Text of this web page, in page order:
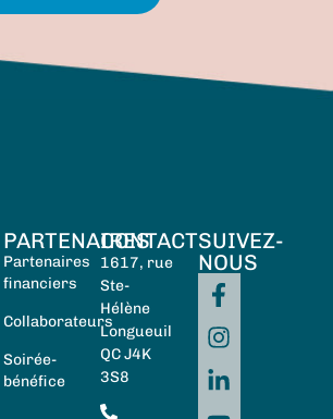
PARTENAIRES
Partenaires
financiers
Collaborateurs
Soirée-
bénéfice
CONTACT
1617, rue
Ste-
Hélène
Longueuil
QC J4K
3S8
SUIVEZ-
NOUS